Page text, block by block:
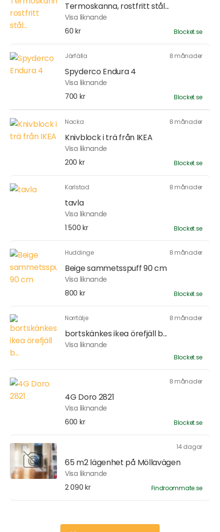
Termoskanna, rostfritt stål...
Visa liknande
60 kr
Blocket.se
Järfälla 8 månader
Spyderco Endura 4
Visa liknande
700 kr
Blocket.se
Nacka 8 månader
Knivblock i trä från IKEA
Visa liknande
200 kr
Blocket.se
Karlstad 8 månader
tavla
Visa liknande
1 500 kr
Blocket.se
Huddinge 8 månader
Beige sammetsspuff 90 cm
Visa liknande
800 kr
Blocket.se
Norrtälje 8 månader
bortskänkes ikea örefjäll b...
Visa liknande
Blocket.se
8 månader
4G Doro 2821
Visa liknande
600 kr
Blocket.se
14 dagar
65 m2 lägenhet på Möllavägen
Visa liknande
2 090 kr
Findroommate.se